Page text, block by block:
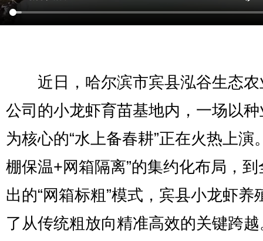
近日，哈尔滨市宾县泓谷生态农
公司的小龙虾育苗基地内，一场以
为核心的“水上备春耕”正在火热上演
棚保温+网箱隔离”的集约化布局，到
出的“网箱标粗”模式，宾县小龙虾养
了从传统粗放向精准高效的关键跨越